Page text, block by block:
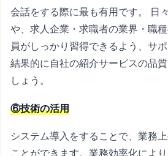
会話をする際に最も有用です。 日
や、求人企業・求職者の業界・職
員がしっかり習得できるよう、サ
結果的に自社の紹介サービスの品
しょう。
⑥技術の活用
システム導入をすることで、業務
ことができます。業務効率化によ